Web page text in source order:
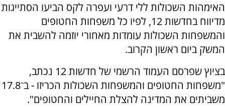
האימהות השכולות ללי דרעי ועפרה לקס הביעו הסתייגות
מדיווח בחדשות 12, לפיו כל משפחות החטופים
והמשפחות השכולות עומדות מאחורי יוזמה להשבית את
המשק ביום ראשון הקרוב.
בציוץ שפרסם העמוד הרשמי של חדשות 12 נכתב,
"משפחות החטופים והמשפחות השכולות הכריזו - ב־17.8
משביתים את המדינה להצלת החיילים והחטופים".